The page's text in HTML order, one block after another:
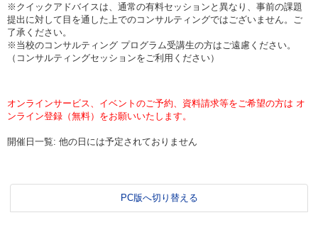
※クイックアドバイスは、通常の有料セッションと異なり、事前の課題
提出に対して目を通した上でのコンサルティングではございません。ご
了承ください。
※当校のコンサルティング プログラム受講生の方はご遠慮ください。
（コンサルティングセッションをご利用ください）
オンラインサービス、イベントのご予約、資料請求等をご希望の方は オ
ンライン登録（無料）をお願いいたします。
開催日一覧: 他の日には予定されておりません
PC版へ切り替える